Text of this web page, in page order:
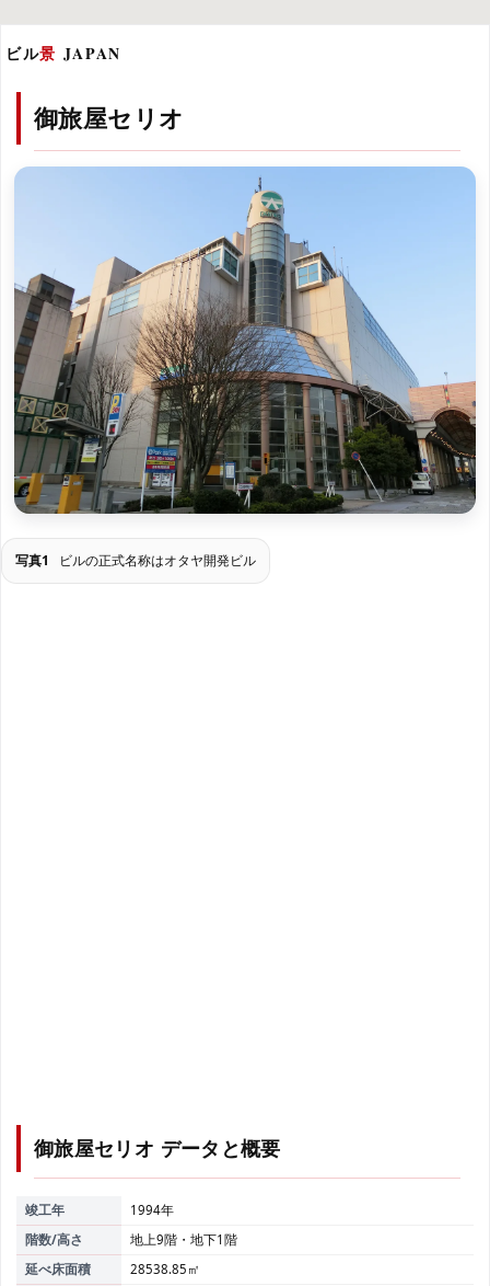
ビル景 JAPAN
御旅屋セリオ
写真1 ビルの正式名称はオタヤ開発ビル
御旅屋セリオ データと概要
竣工年
1994年
階数/高さ
地上9階・地下1階
延べ床面積
28538.85㎡